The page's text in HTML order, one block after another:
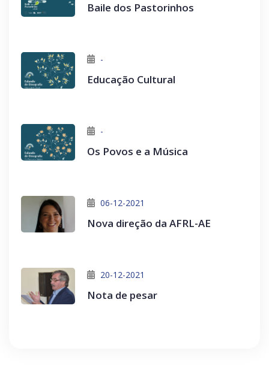
Baile dos Pastorinhos
-
Educação Cultural
-
Os Povos e a Música
06-12-2021
Nova direção da AFRL-AE
20-12-2021
Nota de pesar